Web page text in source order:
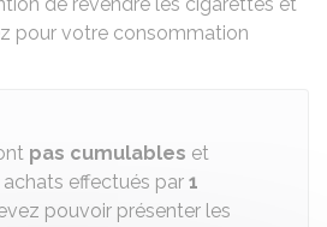
pour votre consommation
pas cumulables et
effectués par 1
pouvoir présenter les